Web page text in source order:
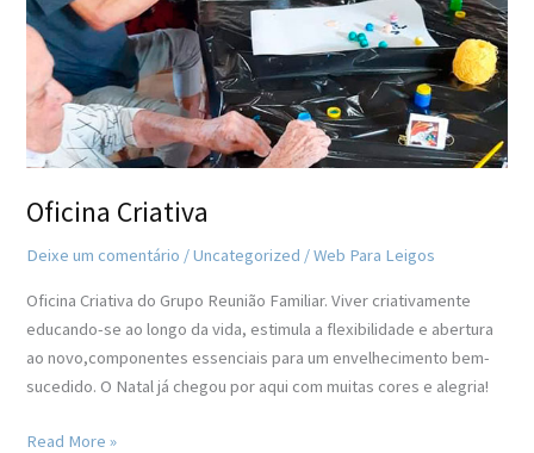
Oficina Criativa
Deixe um comentário /Uncategorized /Web Para Leigos
Oficina Criativa do Grupo Reunião Familiar. Viver criativamente
educando-se ao longo da vida, estimula a flexibilidade e abertura
ao novo,componentes essenciais para um envelhecimento bem-
sucedido. O Natal já chegou por aqui com muitas cores e alegria!
Read More »